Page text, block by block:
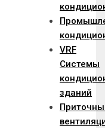
VRF
Системы
зданий